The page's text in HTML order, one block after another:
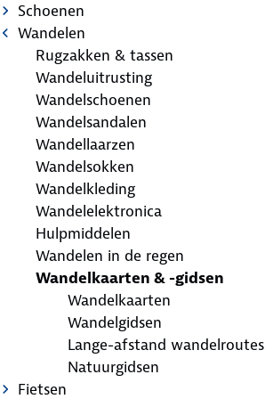
Schoenen
Wandelen
Rugzakken & tassen
Wandeluitrusting
Wandelschoenen
Wandelsandalen
Wandellaarzen
Wandelsokken
Wandelkleding
Wandelelektronica
Hulpmiddelen
Wandelen in de regen
Wandelkaarten & -gidsen
Wandelkaarten
Wandelgidsen
Lange-afstand wandelroutes
Natuurgidsen
Fietsen